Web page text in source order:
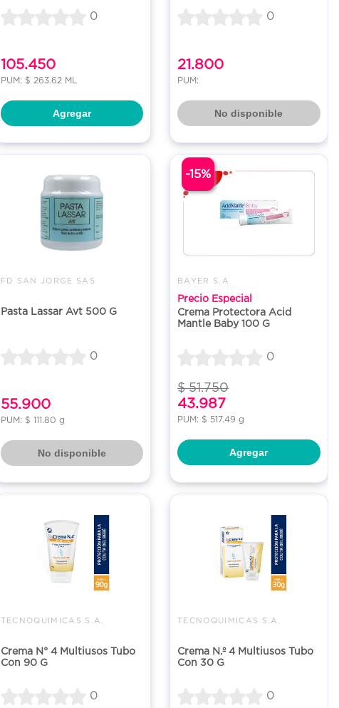
0
105.450
PUM: $ 263.62 ML
Agregar
0
21.800
PUM:
No disponible
FD SAN JORGE SAS
Pasta Lassar Avt 500 G
0
55.900
PUM: $ 111.80 g
No disponible
BAYER S.A
Precio Especial
Crema Protectora Acid
Mantle Baby 100 G
0
$ 51.750
43.987
PUM: $ 517.49 g
Agregar
-15%
TECNOQUIMICAS S.A.
Crema N° 4 Multiusos Tubo
Con 90 G
0
TECNOQUIMICAS S.A.
Crema N.º 4 Multiusos Tubo
Con 30 G
0